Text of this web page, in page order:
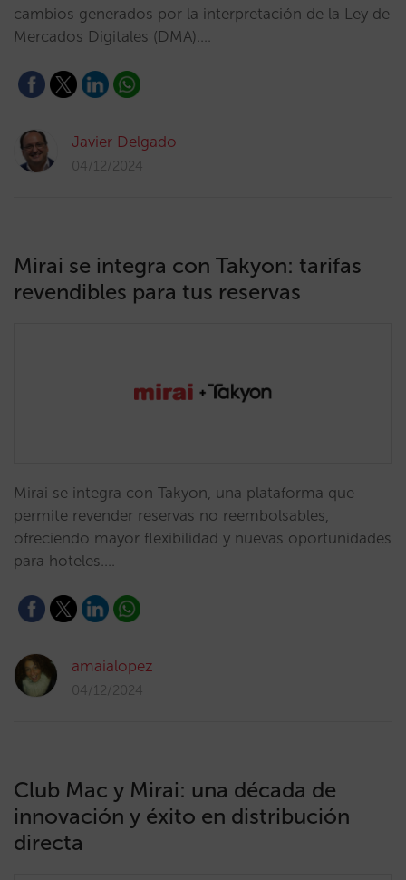
cambios generados por la interpretación de la Ley de
Mercados Digitales (DMA).…
Javier Delgado
04/12/2024
Mirai se integra con Takyon: tarifas
revendibles para tus reservas
Mirai se integra con Takyon, una plataforma que
permite revender reservas no reembolsables,
ofreciendo mayor flexibilidad y nuevas oportunidades
para hoteles.…
amaialopez
04/12/2024
Club Mac y Mirai: una década de
innovación y éxito en distribución
directa